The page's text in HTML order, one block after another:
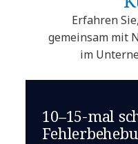
Erfahren
gemeinsam mit
im
10–15-mal